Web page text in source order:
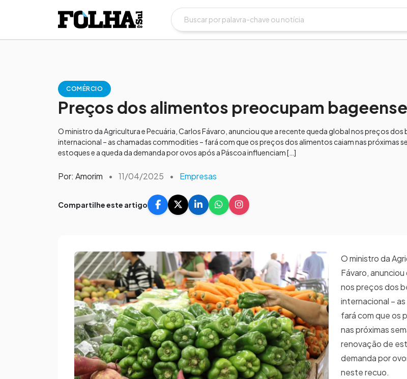
COMÉRCIO
Preços dos alimentos preocupam
O ministro da Agricultura e Pecuária, Carlos Fávaro, anunciou que a recente queda global nos preços
internacional – as chamadas commodities – fará com que os preços dos alimentos caiam nas próximas
estoques e a queda da demanda por ovos após a Páscoa influenciam […]
Por: Amorim • 11/04/2025 • Empresas
Compartilhe este artigo
O ministro da
Fávaro,
nos preços dos
internacional –
fará com que os
nas próximas
renovação de
demanda por
neste recuo.